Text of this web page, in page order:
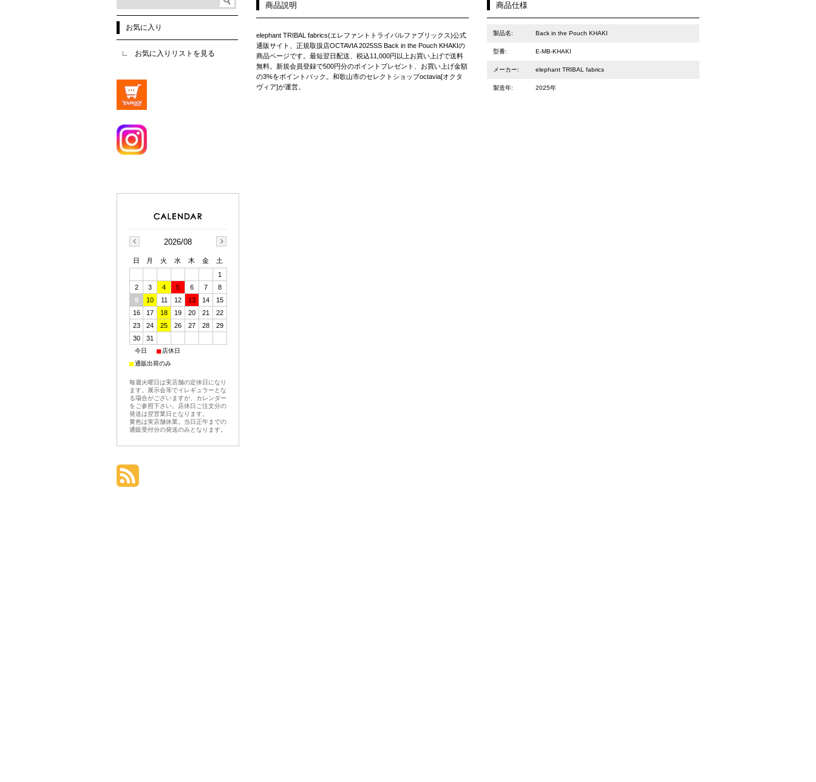
商品説明
elephant TRIBAL fabrics(エレファントトライバルファブリックス)公式
通販サイト、正規取扱店OCTAVIA 2025SS Back in the Pouch KHAKIの
商品ページです。最短翌日配送、税込11,000円以上お買い上げで送料
無料。新規会員登録で500円分のポイントプレゼント、お買い上げ金額
の3%をポイントバック。和歌山市のセレクトショップoctavia[オクタ
ヴィア]が運営。
商品仕様
製品名: Back in the Pouch KHAKI
型番: E-MB-KHAKI
メーカー: elephant TRIBAL fabrics
製造年: 2025年
お気に入り
お気に入りリストを見る
2026/08
日 月 火 水 木 金
土
1
2
3 4 5 6 7
8
9
10 11 12 13 14
15
16
17 18 19 20 21
22
23
24 25 26 27 28
29
30
31
今日 ■ 店休日
■通販出荷のみ
毎週火曜日は実店舗の定休日になり
ます。展示会等でイレギュラーとな
る場合がございますが、カレンダー
をご参照下さい。店休日ご注文分の
発送は翌営業日となります。
黄色は実店舗休業。当日正午までの
通販受付分の発送のみとなります。